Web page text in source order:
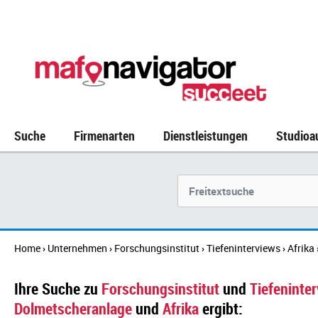
Suche Firmenarten Dienstleistungen
Home› Unternehmen › Forschungsinstitut›Tiefeninterviews›Afrika
Ihre Suche zu Forschungsinstitutund
Dolmetscheranlageund Afrikaergibt: